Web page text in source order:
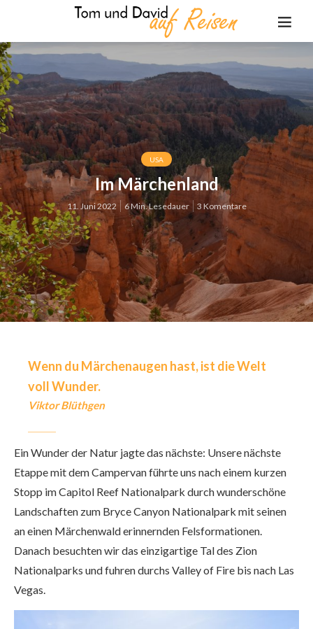
USA
Im Märchenland
11. Juni 2022 6 Min. Lesedauer 3 Komentare
Wenn du Märchenaugen hast, ist die Welt
voll Wunder.
Viktor Blüthgen
Ein Wunder der Natur jagte das nächste: Unsere nächste
Etappe mit dem Campervan führte uns nach einem kurzen
Stopp im Capitol Reef Nationalpark durch wunderschöne
Landschaften zum Bryce Canyon Nationalpark mit seinen
an einen Märchenwald erinnernden Felsformationen.
Danach besuchten wir das einzigartige Tal des Zion
Nationalparks und fuhren durchs Valley of Fire bis nach Las
Vegas.